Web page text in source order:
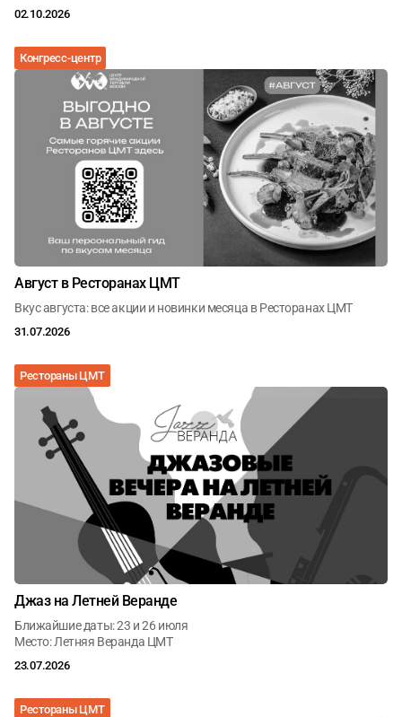
02.10.2026
Конгресс-центр
Август в Ресторанах ЦМТ
Вкус августа: все акции и новинки месяца в Ресторанах ЦМТ
31.07.2026
Рестораны ЦМТ
Джаз на Летней Веранде
Ближайшие даты: 23 и 26 июля
Место: Летняя Веранда ЦМТ
23.07.2026
Рестораны ЦМТ